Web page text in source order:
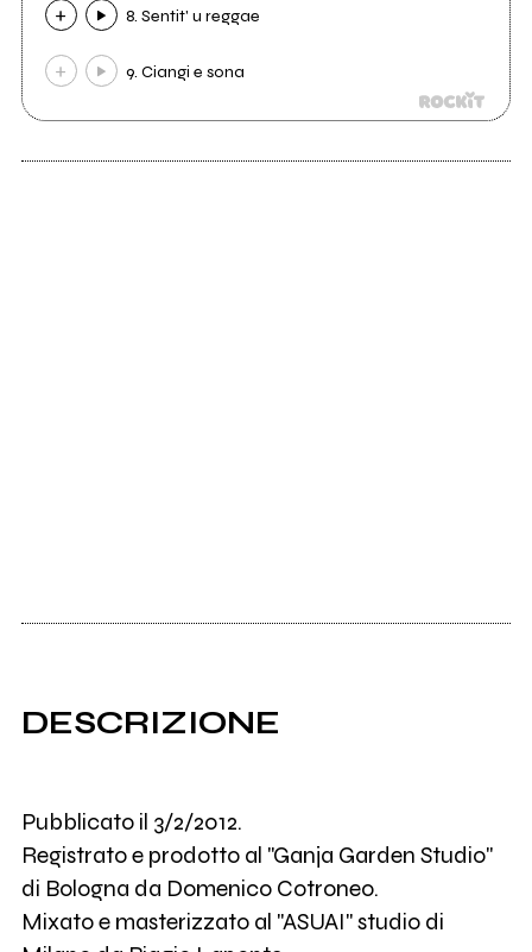
8. Sentit' u reggae
9. Ciangi e sona
DESCRIZIONE
Pubblicato il 3/2/2012.
Registrato e prodotto al "Ganja Garden Studio"
di Bologna da Domenico Cotroneo.
Mixato e masterizzato al "ASUAI" studio di